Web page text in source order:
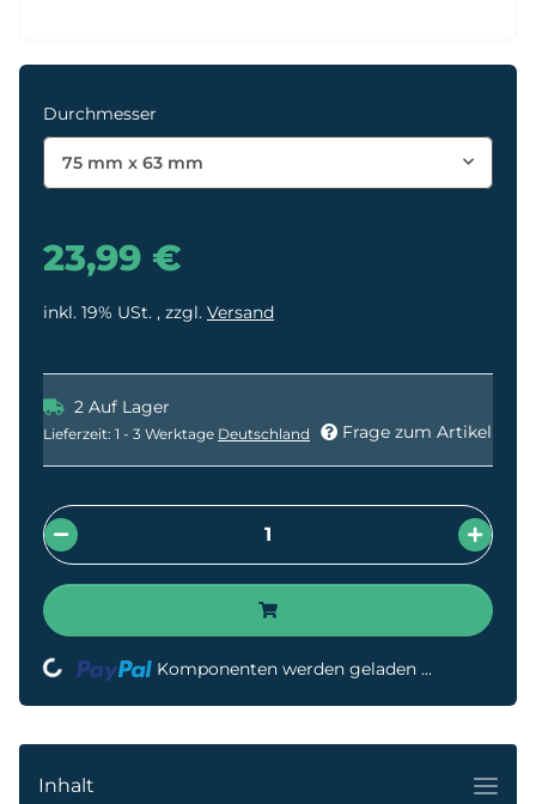
Durchmesser
75 mm x 63 mm
23,99 €
inkl. 19% USt. , zzgl. Versand
2 Auf Lager
Lieferzeit: 1 - 3 Werktage Deutschland Frage zum Artikel
Komponenten werden geladen ...
Inhalt